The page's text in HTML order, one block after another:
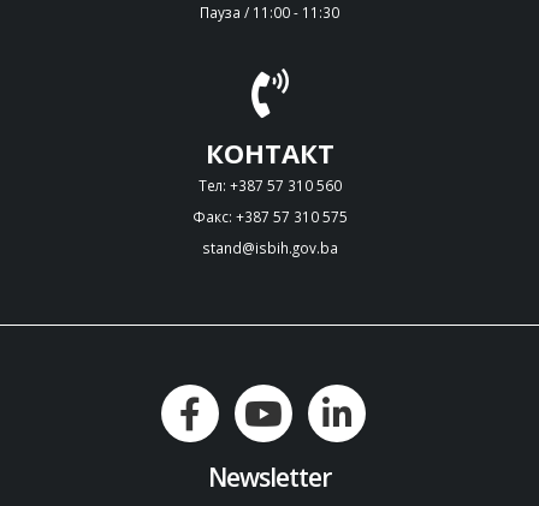
Пауза / 11:00 - 11:30
КОНТАКТ
Тел: +387 57 310 560
Факс: +387 57 310 575
stand@isbih.gov.ba
Newsletter